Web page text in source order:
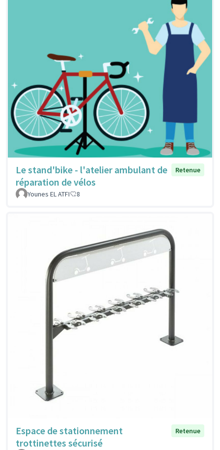
Le stand'bike - l'atelier ambulant de
réparation de vélos
Retenue
Younes EL ATFI 8
Espace de stationnement
trottinettes sécurisé
Retenue